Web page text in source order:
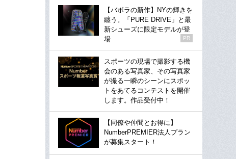
【バボラの新作】NYの輝きを
纏う。「PURE DRIVE」と最
新シューズに限定モデルが登
場
PR
スポーツの現場で撮影する機
会のある写真家、その写真家
が撮る一瞬のシーンにスポッ
トをあてるコンテストを開催
します。作品受付中！
【同僚や仲間とお得に】
NumberPREMIER法人プラン
が募集スタート！